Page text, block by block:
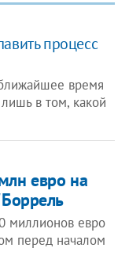
процесс
время
лишь в том, какой
евро на
миллионов евро
перед началом